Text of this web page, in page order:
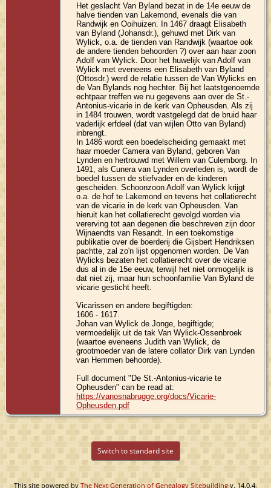
Het geslacht Van Byland bezat in de 14e eeuw de
halve tienden van Lakemond, evenals die van
Randwijk en Ooihuizen. In 1467 draagt Elisabeth
van Byland (Johansdr.), gehuwd met Dirk van
Wylick, o.a. de tienden van Randwijk (waartoe ook
de andere tienden behoorden ?) over aan haar zoon
Adolf van Wylick. Door het huwelijk van Adolf van
Wylick met eveneens een Elisabeth van Byland
(Ottosdr.) werd de relatie tussen de Van Wylicks en
de Van Bylands nog hechter. Bij het laatstgenoemde
echtpaar treffen we nu gegevens aan over de St.-
Antonius-vicarie in de kerk van Opheusden. Als zij
in 1484 trouwen, wordt vastgelegd dat de bruid haar
vaderlijk erfdeel (dat van wijlen Otto van Byland)
inbrengt.
In 1486 wordt een boedelscheiding gemaakt met
haar moeder Camera van Byland, geboren Van
Lynden en hertrouwd met Willem van Culemborg. In
1491, als Cunera van Lynden overleden is, wordt de
boedel tussen de stiefvader en de kinderen
gescheiden. Schoonzoon Adolf van Wylick krijgt
o.a. de hof te Lakemond en tevens het collatierecht
van de vicarie in de kerk van Opheusden. Van
hieruit kan het collatierecht gevolgd worden via
vererving tot aan degenen die beschreven zijn door
Wijnaendts van Resandt. In een toekomstige
publikatie over de boerderij die Gijsbert Hendriksen
pachtte, zal zo'n lijst opgenomen worden. De Van
Wylicks bezaten het collatierecht over de vicarie
dus al in de 15e eeuw, terwijl het niet onmogelijk is
dat niet zij, maar hun schoonfamilie Van Byland de
vicarie gesticht heeft.
Vicarissen en andere begiftigden:
1606 - 1617.
Johan van Wylick de Jonge, begiftigde;
vermoedelijk uit de tak Van Wylick-Ossenbroek
(waartoe eveneens Judith van Wylick, de
grootmoeder van de latere collator Dirk van Lynden
van Hemmen behoorde).
Full document "De St.-Antonius-vicarie te
Opheusden" can be read at:
https://vanosnabrugge.org/docs/Vicarie-
Opheusden.pdf
Switch to standard site
This site powered byThe Next Generation of Genealogy Sitebuilding v. 14.0.4,